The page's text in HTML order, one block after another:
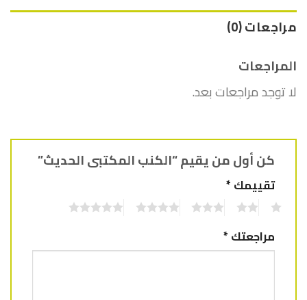
مراجعات (0)
المراجعات
لا توجد مراجعات بعد.
كن أول من يقيم “الكنب المكتبى الحديث”
تقييمك*
مراجعتك*